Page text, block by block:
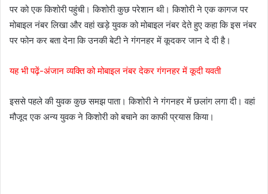
पर को एक किशोरी पहुंची। किशोरी कुछ परेशान थी। किशोरी ने एक कागज पर
मोबाइल नंबर लिखा और वहां खड़े युवक को मोबाइल नंबर देते हुए कहा कि इस नंबर
पर फोन कर बता देना कि उनकी बेटी ने गंगनहर में कूदकर जान दे दी है।
यह भी पढ़ें-अंजान व्यक्ति को मोबाइल नंबर देकर गंगनहर में कूदी यवती
इससे पहले की युवक कुछ समझ पाता। किशोरी ने गंगनहर में छलांग लगा दी। वहां
मौजूद एक अन्य युवक ने किशोरी को बचाने का काफी प्रयास किया।